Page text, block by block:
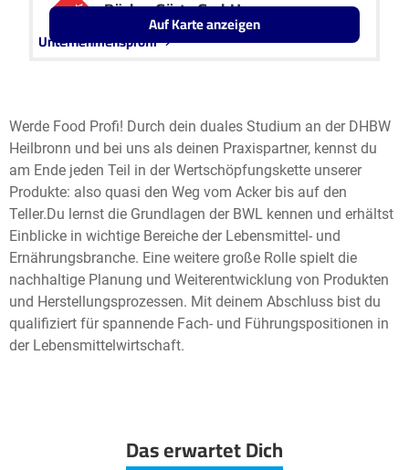
Bäcker Görtz GmbH
Unternehmensprofil Leaflet OpenStreetMap2
Auf Karte anzeigen
Werde Food Profi! Durch dein duales Studium an der DHBW
Heilbronn und bei uns als deinen Praxispartner, kennst du
am Ende jeden Teil in der Wertschöpfungskette unserer
Produkte: also quasi den Weg vom Acker bis auf den
Teller.Du lernst die Grundlagen der BWL kennen und erhältst
Einblicke in wichtige Bereiche der Lebensmittel- und
Ernährungsbranche. Eine weitere große Rolle spielt die
nachhaltige Planung und Weiterentwicklung von Produkten
und Herstellungsprozessen. Mit deinem Abschluss bist du
qualifiziert für spannende Fach- und Führungspositionen in
der Lebensmittelwirtschaft.
Das erwartet Dich